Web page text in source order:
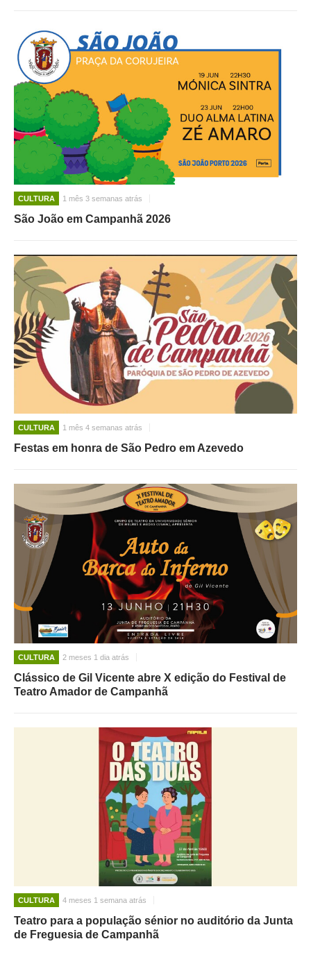
CULTURA 1 mês 3 semanas atrás
São João em Campanhã 2026
CULTURA 1 mês 4 semanas atrás
Festas em honra de São Pedro em Azevedo
CULTURA 2 meses 1 dia atrás
Clássico de Gil Vicente abre X edição do Festival de
Teatro Amador de Campanhã
CULTURA 4 meses 1 semana atrás
Teatro para a população sénior no auditório da Junta
de Freguesia de Campanhã